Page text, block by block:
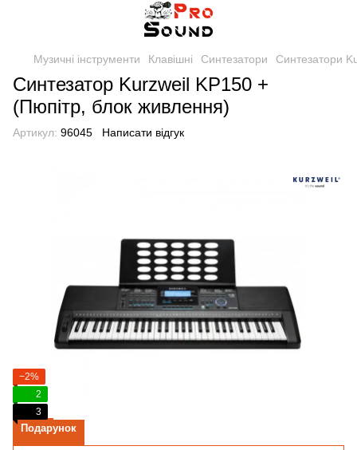
Музичні інструменти Клавішні Синтезатори Синтезатори
Синтезатор Kurzweil KP150 +
(Пюпітр, блок живлення)
Артикул: 96045 Написати відгук
−2%
2
3
Подарунок